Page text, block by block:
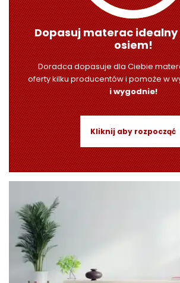
Dopasuj materac
osiem!
Doradca dopasuje dla Ciebie
oferty kilku producentów i pomoże w
i wygodnie!
Kliknij aby rozpocząć